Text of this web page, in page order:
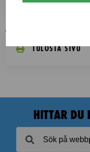
TULOSTA SIVU
HITTAR DU